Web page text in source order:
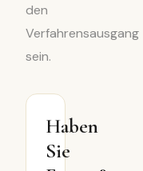
den
Verfahrensausgang
sein.
Haben
Sie